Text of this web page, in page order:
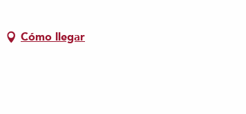
Cómo llegar